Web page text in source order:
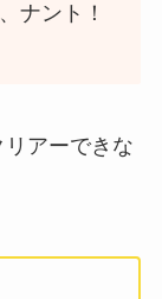
ナント！
リアーできな